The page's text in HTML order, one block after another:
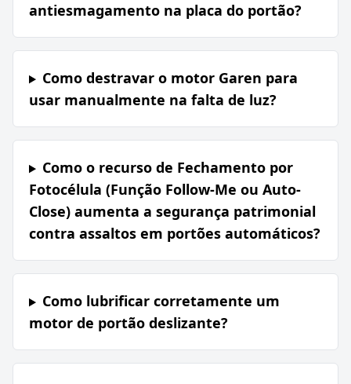
antiesmagamento na placa do portão?
Como destravar o motor Garen para
usar manualmente na falta de luz?
Como o recurso de Fechamento por
Fotocélula (Função Follow-Me ou Auto-
Close) aumenta a segurança patrimonial
contra assaltos em portões automáticos?
Como lubrificar corretamente um
motor de portão deslizante?